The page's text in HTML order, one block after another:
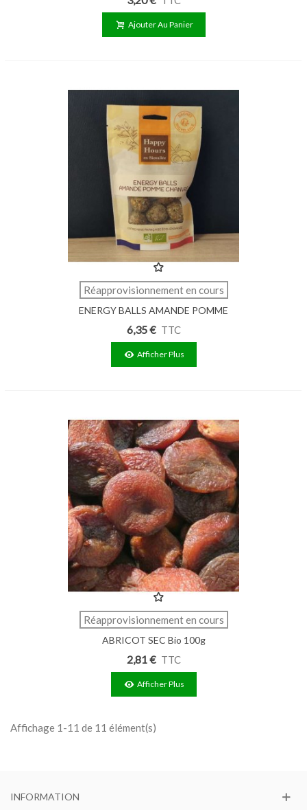
Ajouter Au Panier
Réapprovisionnement en cours
ENERGY BALLS AMANDE POMME
CHANVRE 120G
6,35 € TTC
Afficher Plus
Réapprovisionnement en cours
ABRICOT SEC Bio 100g
2,81 € TTC
Afficher Plus
Affichage 1-11 de 11 élément(s)
INFORMATION